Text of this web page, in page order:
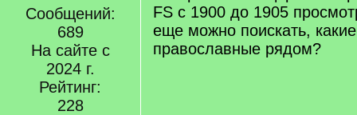
Сообщений:
689
На сайте с
2024 г.
Рейтинг:
228
FS с 1900 до 1905
еще можно поискать,
православные рядом?